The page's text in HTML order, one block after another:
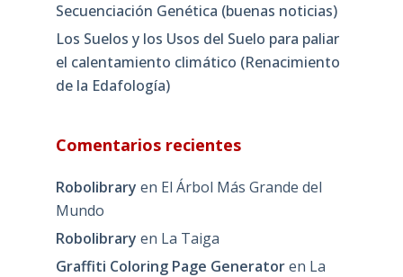
Secuenciación Genética (buenas noticias)
Los Suelos y los Usos del Suelo para paliar
el calentamiento climático (Renacimiento
de la Edafología)
Comentarios recientes
Robolibrary en El Árbol Más Grande del
Mundo
Robolibrary en La Taiga
Graffiti Coloring Page Generatoren La